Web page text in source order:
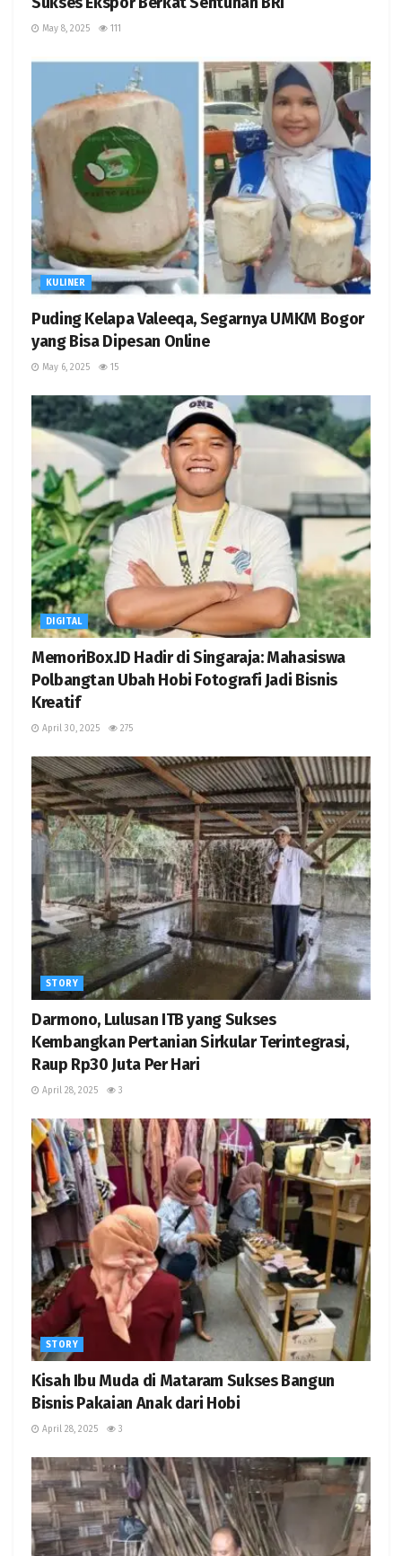
May 8, 2025 111
KULINER
Puding Kelapa Valeeqa, Segarnya UMKM Bogor
yang Bisa Dipesan Online
May 6, 2025 15
DIGITAL
MemoriBox.ID Hadir di Singaraja: Mahasiswa
Polbangtan Ubah Hobi Fotografi Jadi Bisnis
Kreatif
April 30, 2025 275
STORY
Darmono, Lulusan ITB yang Sukses
Kembangkan Pertanian Sirkular Terintegrasi,
Raup Rp30 Juta Per Hari
April 28, 2025 3
STORY
Kisah Ibu Muda di Mataram Sukses Bangun
Bisnis Pakaian Anak dari Hobi
April 28, 2025 3